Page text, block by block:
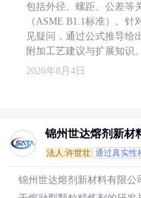
包括外径、螺距、公差等
（ASME B1.1标准）。针
见疑问，通过公式推导给
附加工艺建议与扩展知识。
2026年8月4日
锦州世达熔剂新材
法人:许世壮 通过真实性
锦州世达熔剂新材料有限公